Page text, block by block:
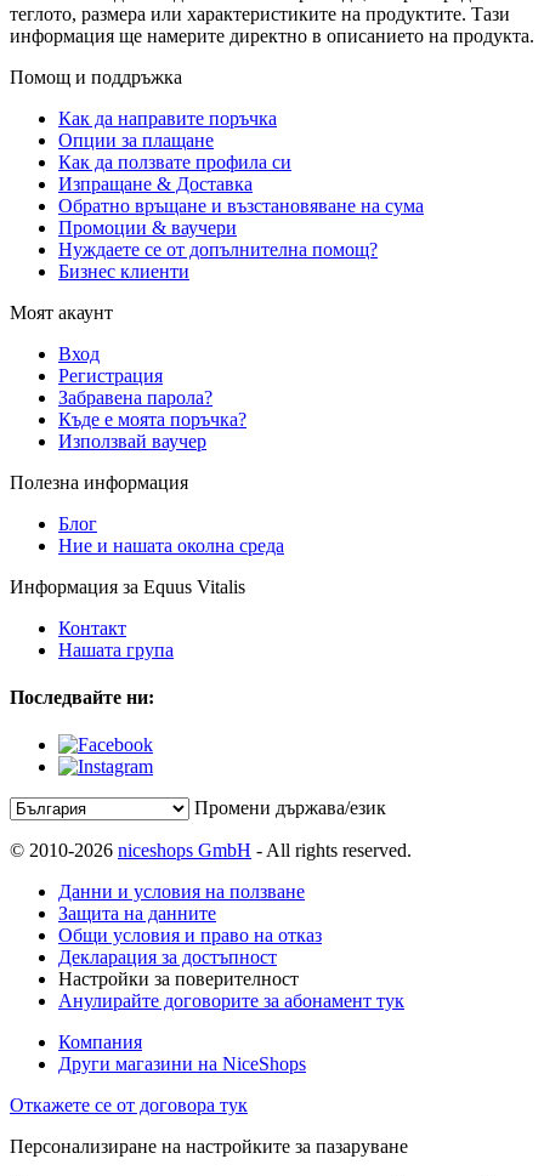
теглото, размера или характеристиките на продуктите. Тази
информация ще намерите директно в описанието на продукта.
Помощ и поддръжка
Как да направите поръчка
Опции за плащане
Как да ползвате профила си
Изпращане & Доставка
Обратно връщане и възстановяване на сума
Промоции & ваучери
Нуждаете се от допълнителна помощ?
Бизнес клиенти
Моят акаунт
Вход
Регистрация
Забравена парола?
Къде е моята поръчка?
Използвай ваучер
Полезна информация
Блог
Ние и нашата околна среда
Информация за Equus Vitalis
Контакт
Нашата група
Последвайте ни:
Промени държава/език
© 2010-2026 niceshops GmbH - All rights reserved.
Данни и условия на ползване
Защита на данните
Общи условия и право на отказ
Декларация за достъпност
Настройки за поверителност
Анулирайте договорите за абонамент тук
Компания
Други магазини на NiceShops
Откажете се от договора тук
Персонализиране на настройките за пазаруване